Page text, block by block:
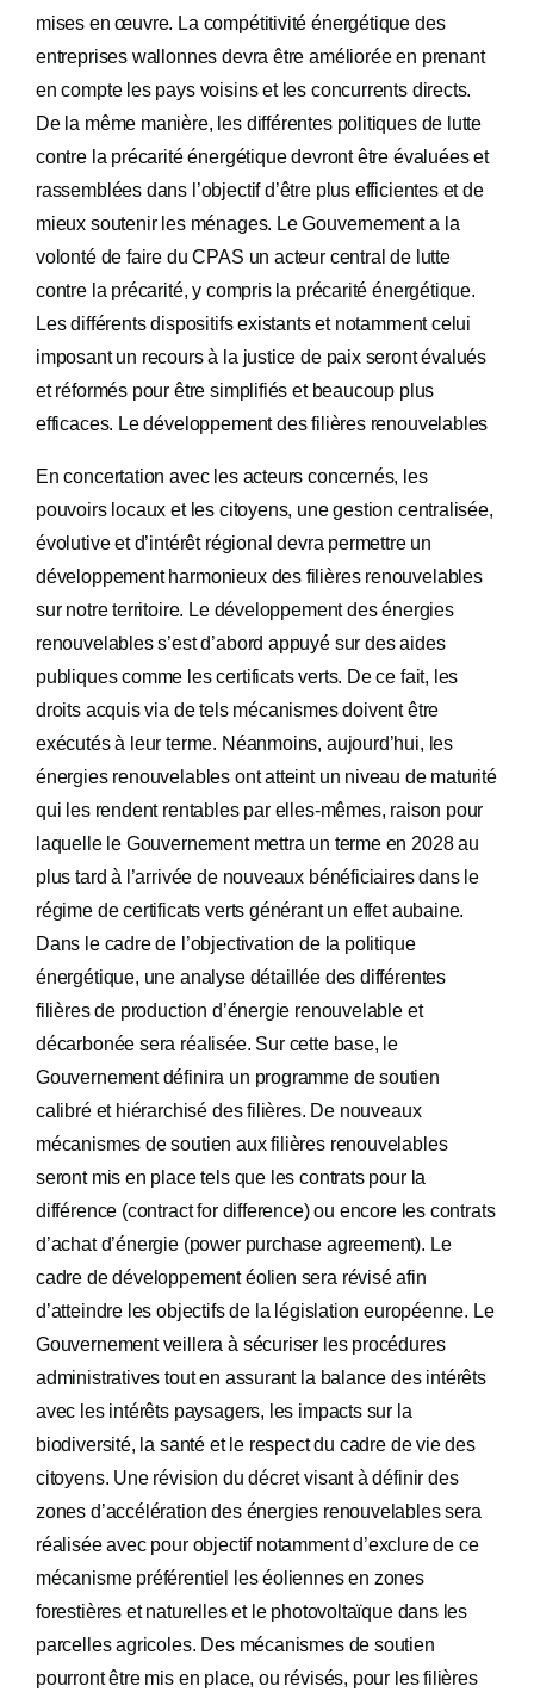
mises en œuvre. La compétitivité énergétique des
entreprises wallonnes devra être améliorée en prenant
en compte les pays voisins et les concurrents directs.
De la même manière, les différentes politiques de lutte
contre la précarité énergétique devront être évaluées et
rassemblées dans l’objectif d’être plus efficientes et de
mieux soutenir les ménages. Le Gouvernement a la
volonté de faire du CPAS un acteur central de lutte
contre la précarité, y compris la précarité énergétique.
Les différents dispositifs existants et notamment celui
imposant un recours à la justice de paix seront évalués
et réformés pour être simplifiés et beaucoup plus
efficaces. Le développement des filières renouvelables
En concertation avec les acteurs concernés, les
pouvoirs locaux et les citoyens, une gestion centralisée,
évolutive et d’intérêt régional devra permettre un
développement harmonieux des filières renouvelables
sur notre territoire. Le développement des énergies
renouvelables s’est d’abord appuyé sur des aides
publiques comme les certificats verts. De ce fait, les
droits acquis via de tels mécanismes doivent être
exécutés à leur terme. Néanmoins, aujourd’hui, les
énergies renouvelables ont atteint un niveau de maturité
qui les rendent rentables par elles-mêmes, raison pour
laquelle le Gouvernement mettra un terme en 2028 au
plus tard à l’arrivée de nouveaux bénéficiaires dans le
régime de certificats verts générant un effet aubaine.
Dans le cadre de l’objectivation de la politique
énergétique, une analyse détaillée des différentes
filières de production d’énergie renouvelable et
décarbonée sera réalisée. Sur cette base, le
Gouvernement définira un programme de soutien
calibré et hiérarchisé des filières. De nouveaux
mécanismes de soutien aux filières renouvelables
seront mis en place tels que les contrats pour la
différence (contract for difference) ou encore les contrats
d’achat d’énergie (power purchase agreement). Le
cadre de développement éolien sera révisé afin
d’atteindre les objectifs de la législation européenne. Le
Gouvernement veillera à sécuriser les procédures
administratives tout en assurant la balance des intérêts
avec les intérêts paysagers, les impacts sur la
biodiversité, la santé et le respect du cadre de vie des
citoyens. Une révision du décret visant à définir des
zones d’accélération des énergies renouvelables sera
réalisée avec pour objectif notamment d’exclure de ce
mécanisme préférentiel les éoliennes en zones
forestières et naturelles et le photovoltaïque dans les
parcelles agricoles. Des mécanismes de soutien
pourront être mis en place, ou révisés, pour les filières